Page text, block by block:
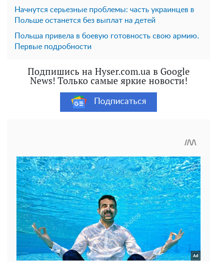
Начнутся серьезные проблемы: часть украинцев в
Польше останется без выплат на детей
Польша привела в боевую готовность свою армию.
Первые подробности
Подпишись на Hyser.com.ua в Google
News! Только самые яркие новости!
Подписаться